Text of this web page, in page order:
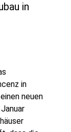
in
in
neuen